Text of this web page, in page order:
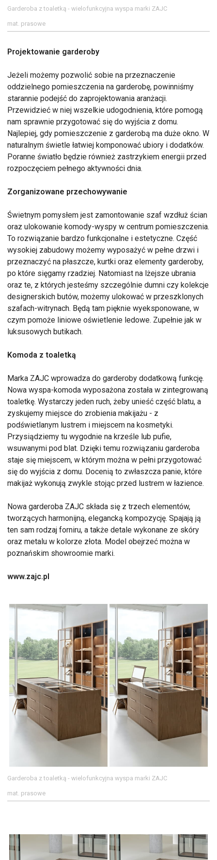
Garderoba z toaletką - wielofunkcyjna wyspa marki ZAJC
mat. prasowe
Projektowanie garderoby
Jeżeli możemy pozwolić sobie na przeznaczenie
oddzielnego pomieszczenia na garderobę, powinniśmy
starannie podejść do zaprojektowania aranżacji.
Przewidzieć w niej wszelkie udogodnienia, które pomogą
nam sprawnie przygotować się do wyjścia z domu.
Najlepiej, gdy pomieszczenie z garderobą ma duże okno. W
naturalnym świetle łatwiej komponować ubiory i dodatków.
Poranne światło będzie również zastrzykiem energii przed
rozpoczęciem pełnego aktywności dnia.
Zorganizowane przechowywanie
Świetnym pomysłem jest zamontowanie szaf wzdłuż ścian
oraz ulokowanie komody-wyspy w centrum pomieszczenia.
To rozwiązanie bardzo funkcjonalne i estetyczne. Część
wysokiej zabudowy możemy wyposażyć w pełne drzwi i
przeznaczyć na płaszcze, kurtki oraz elementy garderoby,
po które sięgamy rzadziej. Natomiast na lżejsze ubrania
oraz te, z których jesteśmy szczególnie dumni czy kolekcje
designerskich butów, możemy ulokować w przeszklonych
szafach-witrynach. Będą tam pięknie wyeksponowane, w
czym pomoże liniowe oświetlenie ledowe. Zupełnie jak w
luksusowych butikach.
Komoda z toaletką
Marka ZAJC wprowadza do garderoby dodatkową funkcję.
Nowa wyspa-komoda wyposażona została w zintegrowaną
toaletkę. Wystarczy jeden ruch, żeby unieść część blatu, a
zyskujemy miejsce do zrobienia makijażu - z
podświetlanym lustrem i miejscem na kosmetyki.
Przysiądziemy tu wygodnie na krześle lub pufie,
wsuwanymi pod blat. Dzięki temu rozwiązaniu garderoba
staje się miejscem, w którym można w pełni przygotować
się do wyjścia z domu. Docenią to zwłaszcza panie, które
makijaż wykonują zwykle stojąc przed lustrem w łazience.
Nowa garderoba ZAJC składa się z trzech elementów,
tworzących harmonijną, elegancką kompozycję. Spajają ją
ten sam rodzaj forniru, a także detale wykonane ze skóry
oraz metalu w kolorze złota. Model obejrzeć można w
poznańskim showroomie marki.
www.zajc.pl
Garderoba z toaletką - wielofunkcyjna wyspa marki ZAJC
mat. prasowe